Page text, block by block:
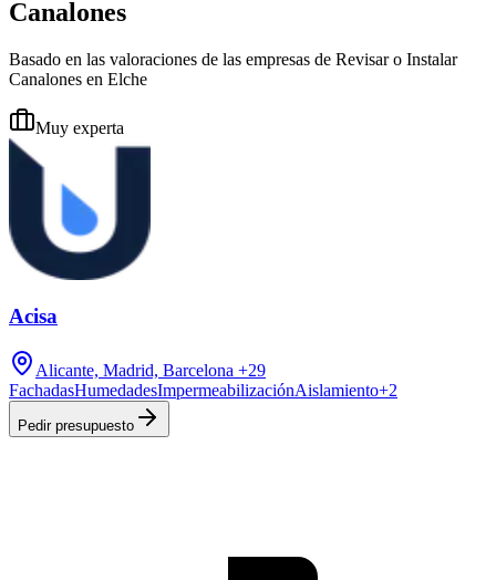
Canalones
Basado en las valoraciones de las empresas de Revisar o Instalar
Canalones en Elche
Muy experta
Acisa
Alicante, Madrid, Barcelona +29
FachadasHumedadesImpermeabilizaciónAislamiento+2
Pedir presupuesto